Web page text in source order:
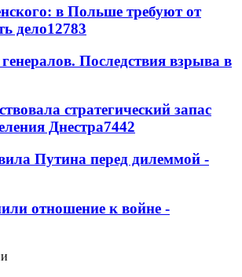
в Польше требуют от
дело12783
Последствия взрыва в
стратегический запас
Днестра7442
Путина перед дилеммой -
отношение к войне -